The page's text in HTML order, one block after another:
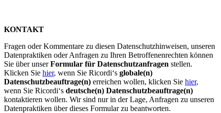
KONTAKT
Fragen oder Kommentare zu diesen Datenschutzhinweisen, unseren
Datenpraktiken oder Anfragen zu Ihren Betroffenenrechten können
Sie über unserFormular für Datenschutzanfragen stellen.
Klicken Sie hier, wenn Sie Ricordi‘s globale(n)
Datenschutzbeauftrage(n) erreichen wollen, klicken Sie hier,
wenn Sie Ricordi‘s deutsche(n) Datenschutzbeauftrage(n)
kontaktieren wollen. Wir sind nur in der Lage, Anfragen zu unseren
Datenpraktiken über dieses Formular zu beantworten.